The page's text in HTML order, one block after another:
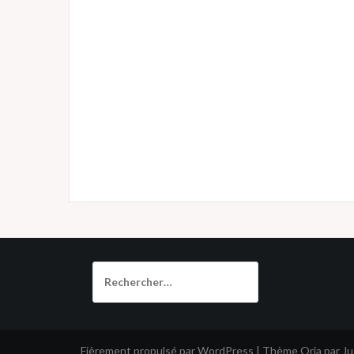
Fièrement propulsé par WordPress | Thème Oria par